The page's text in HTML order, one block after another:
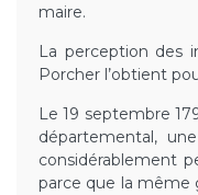
maire.
La perception des
Porcher l’obtient
Le 19 septembre
départemental,
considérablement
parce que la même